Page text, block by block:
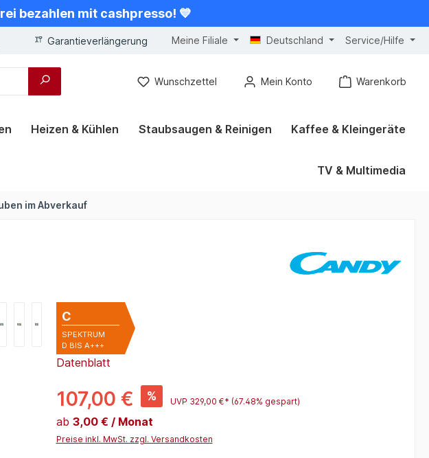
bezahlen mit cashpresso! 💙
Garantieverlängerung Meine Filiale Deutschland Service/Hilfe
Wunschzettel Mein Konto Warenkorb
Heizen & Kühlen Staubsaugen & Reinigen Kaffee & Kleingeräte
TV & Multimedia
im Abverkauf
C
SPEKTRUM
D BIS A+++
Datenblatt
107,00 € % UVP 329,00 €* (67.48% gespart)
ab 3,00 € / Monat
Preise inkl. MwSt. zzgl. Versandkosten